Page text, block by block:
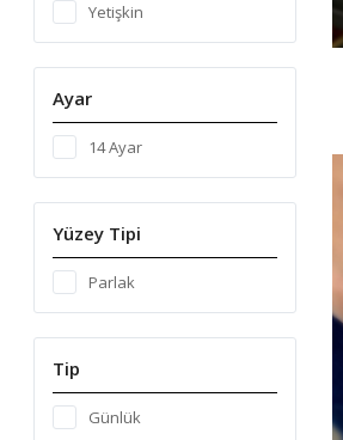
Yetişkin
Ayar
14 Ayar
Yüzey Tipi
Parlak
Tip
Günlük